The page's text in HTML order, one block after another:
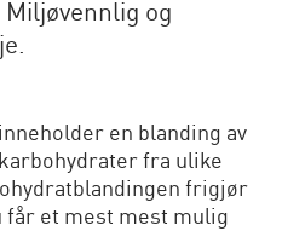
og
en blanding av
fra ulike
frigjør
får et mest mest mulig